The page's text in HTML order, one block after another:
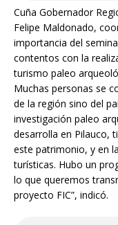
Cuña Gobernador
Felipe Maldonado,
importancia del
contentos con la
turismo paleo
Muchas personas se
de la región sino del
investigación paleo
desarrolla en Pilauco,
este patrimonio, y en
turísticas. Hubo un
lo que queremos
proyecto FIC”, indicó.